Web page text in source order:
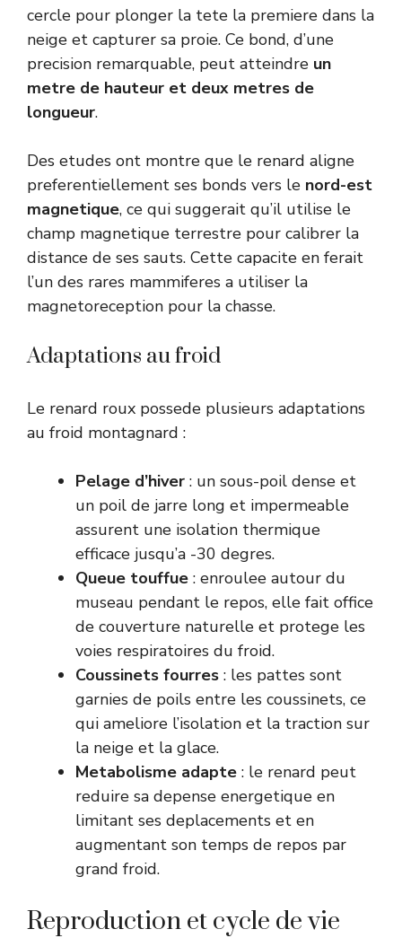
cercle pour plonger la tete la premiere dans la
neige et capturer sa proie. Ce bond, d’une
precision remarquable, peut atteindre un
metre de hauteur et deux metres de
longueur.
Des etudes ont montre que le renard aligne
preferentiellement ses bonds vers le nord-est
magnetique, ce qui suggerait qu’il utilise le
champ magnetique terrestre pour calibrer la
distance de ses sauts. Cette capacite en ferait
l’un des rares mammiferes a utiliser la
magnetoreception pour la chasse.
Adaptations au froid
Le renard roux possede plusieurs adaptations
au froid montagnard :
Pelage d’hiver : un sous-poil dense et
un poil de jarre long et impermeable
assurent une isolation thermique
efficace jusqu’a -30 degres.
Queue touffue : enroulee autour du
museau pendant le repos, elle fait office
de couverture naturelle et protege les
voies respiratoires du froid.
Coussinets fourres : les pattes sont
garnies de poils entre les coussinets, ce
qui ameliore l’isolation et la traction sur
la neige et la glace.
Metabolisme adapte : le renard peut
reduire sa depense energetique en
limitant ses deplacements et en
augmentant son temps de repos par
grand froid.
Reproduction et cycle de vie